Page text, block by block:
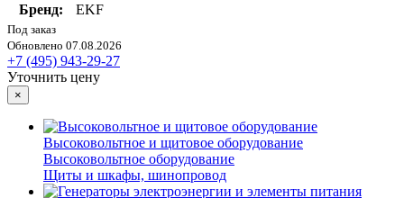
Бренд:
EKF
Под заказ
Обновлено 07.08.2026
+7 (495) 943-29-27
Уточнить цену
×
Высоковольтное и щитовое оборудование
Высоковольтное оборудование
Щиты и шкафы, шинопровод